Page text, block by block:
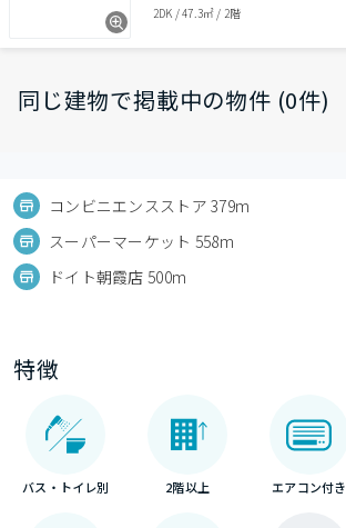
2DK /47.3㎡ / 2階
同じ建物で掲載中の物件 (0件)
コンビニエンスストア 379m
スーパーマーケット 558m
ドイト朝霞店 500m
特徴
バス・トイレ別 2階以上 エアコン付き